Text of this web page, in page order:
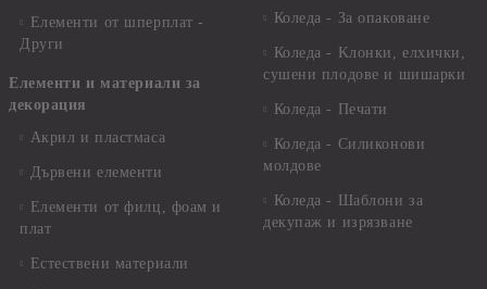
Елементи от шперплат -
Други
Елементи и материали за
декорация
Акрил и пластмаса
Дървени елементи
Елементи от филц, фоам и
плат
Естествени материали
Коледа - За опаковане
Коледа - Kлонки, елхички,
сушени плодове и шишарки
Коледа - Печати
Коледа - Силиконови
молдове
Коледа - Шаблони за
декупаж и изрязване